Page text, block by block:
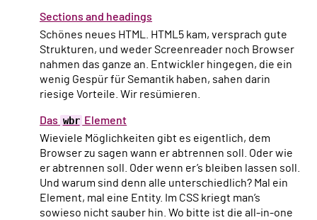
Sections and headings
Schönes neues HTML. HTML5 kam, versprach gute
Strukturen, und weder Screenreader noch Browser
nahmen das ganze an. Entwickler hingegen, die ein
wenig Gespür für Semantik haben, sahen darin
riesige Vorteile. Wir resümieren.
Das wbr Element
Wieviele Möglichkeiten gibt es eigentlich, dem
Browser zu sagen wann er abtrennen soll. Oder wie
er abtrennen soll. Oder wenn er’s bleiben lassen soll.
Und warum sind denn alle unterschiedlich? Mal ein
Element, mal eine Entity. Im CSS kriegt man’s
sowieso nicht sauber hin. Wo bitte ist die all-in-one